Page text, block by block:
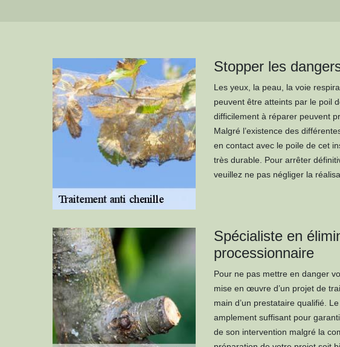
Stopper les
Les yeux, la peau, la voie
peuvent être atteints par le poil
difficilement à réparer peuvent
Malgré l’existence des
en contact avec le poile de cet
très durable. Pour arrêter
veuillez ne pas négliger la
Spécialiste en
processionnaire
Pour ne pas mettre en danger
mise en œuvre d’un projet de
main d’un prestataire qualifié.
amplement suffisant pour
de son intervention malgré la